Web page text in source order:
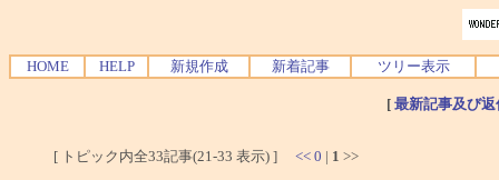
HOME HELP 新規作成 新着記事 ツリー表示
[ 最新記事及び
[ トピック内全33記事(21-33 表示) ] << 0 | 1 >>